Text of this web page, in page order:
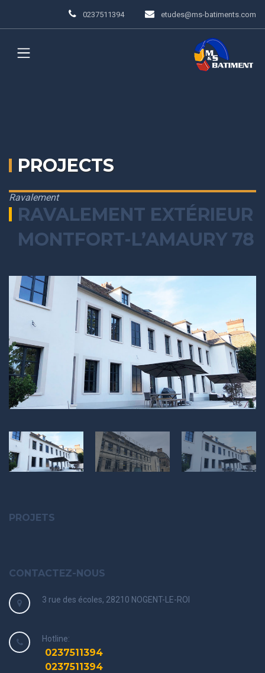
0237511394 etudes@ms-batiments.com
PROJECTS
Ravalement
RAVALEMENT EXTÉRIEUR
MONTFORT-L’AMAURY 78
PROJETS
CONTACTEZ-NOUS
3 rue des écoles, 28210 NOGENT-LE-ROI
Hotline:
0237511394
0237511394